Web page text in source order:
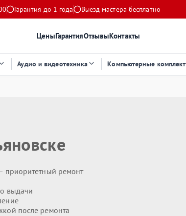
Гарантия до 1 года Выезд мастера бесплатно
ЦеныГарантияОтзывыКонтакты
Аудио и видеотехника Компьютерные
приоритетный ремонт
выдачи
после ремонта